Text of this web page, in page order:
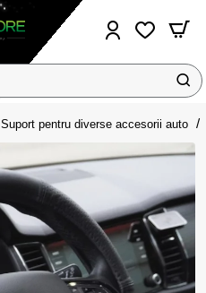
Suport pentru diverse accesorii auto